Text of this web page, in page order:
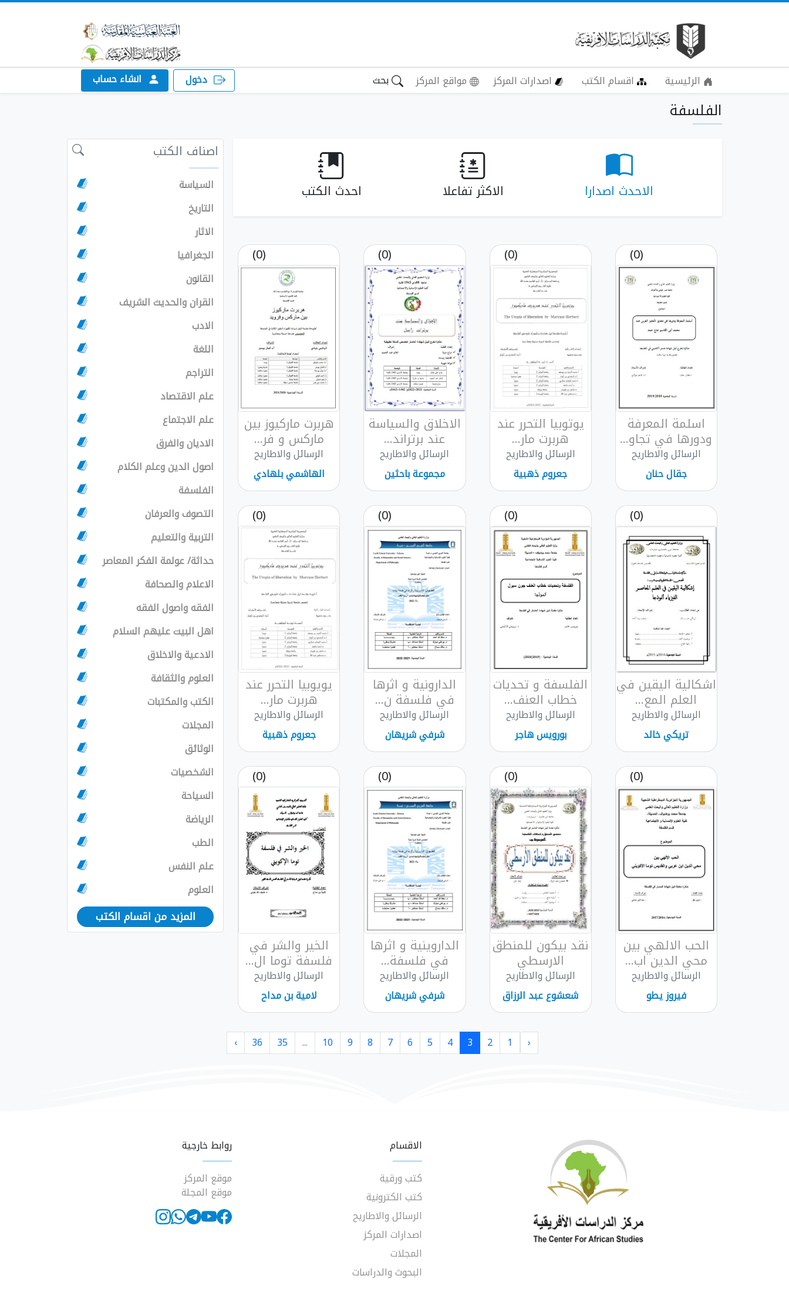
الرئيسية اقسام الكتب اصدارات المركز مواقع المركز بحث دخول انشاء حساب
الفلسفة
الاحدث اصدارا الاكثر تفاعلا احدث الكتب
(0)
اسلمة المعرفة
ودورها في تجاو...
الرسائل والاطاريح
جقال حنان
(0)
يوتوبيا التحرر عند
هربرت مار...
الرسائل والاطاريح
جعروم ذهبية
(0)
الاخلاق والسياسة
عند برتراند...
الرسائل والاطاريح
مجموعة باحثين
(0)
هربرت ماركيوز بين
ماركس و فر...
الرسائل والاطاريح
الهاشمي بلهادي
(0)
اشكالية اليقين في
العلم المع...
الرسائل والاطاريح
تريكي خالد
(0)
الفلسفة و تحديات
خطاب العنف...
الرسائل والاطاريح
بورويس هاجر
(0)
الدارونية و اثرها
في فلسفة ن...
الرسائل والاطاريح
شرفي شريهان
(0)
يويوبيا التحرر عند
هربرت مار...
الرسائل والاطاريح
جعروم ذهبية
(0)
الحب الالهي بين
محي الدين اب...
الرسائل والاطاريح
فيروز يطو
(0)
نقد بيكون للمنطق
الارسطي
الرسائل والاطاريح
شعشوع عبد الرزاق
(0)
الداروينية و اثرها
في فلسفة...
الرسائل والاطاريح
شرفي شريهان
(0)
الخير والشر في
فلسفة توما ال...
الرسائل والاطاريح
لامية بن مداح
اصناف الكتب
السياسة
التاريخ
الاثار
الجغرافيا
القانون
القران والحديث الشريف
الادب
اللغة
التراجم
علم الاقتصاد
علم الاجتماع
الاديان والفرق
اصول الدين وعلم الكلام
الفلسفة
التصوف والعرفان
التربية والتعليم
حداثة/ عولمة الفكر المعاصر
الاعلام والصحافة
الفقه واصول الفقه
اهل البيت عليهم السلام
الادعية والاخلاق
العلوم والثقافة
الكتب والمكتبات
المجلات
الوثائق
الشخصيات
السياحة
الرياضة
الطب
علم النفس
العلوم
المزيد من اقسام الكتب
‹
1
2
3
4
5
6
7
8
9
10
...
35
36
›
الاقسام
كتب ورقية
كتب الكترونية
الرسائل والاطاريح
اصدارات المركز
المجلات
البحوث والدراسات
روابط خارجية
موقع المركز
موقع المجلة